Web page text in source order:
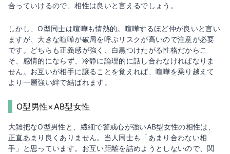
合っていけるので、相性は良いと言えるでしょう。
しかし、O型同士は喧嘩も情熱的。喧嘩するほど仲が良いと言い
ますが、大きな喧嘩が破局を呼ぶリスクが高いので注意が必要
です。どちらも正義感が強く、白黒つけたがる性格だからこ
そ、感情的にならず、冷静に論理的に話し合わなければなりま
せん。お互いが相手に譲ることを覚えれば、喧嘩を乗り越えて
より一層強い絆で結ばれます。
O型男性×AB型女性
大雑把なO型男性と、繊細で警戒心が強いAB型女性の相性は、
正直あまり良くありません。当人同士も「あまり合わない相
手」と思っています。お互い距離を詰めようとしないので、関